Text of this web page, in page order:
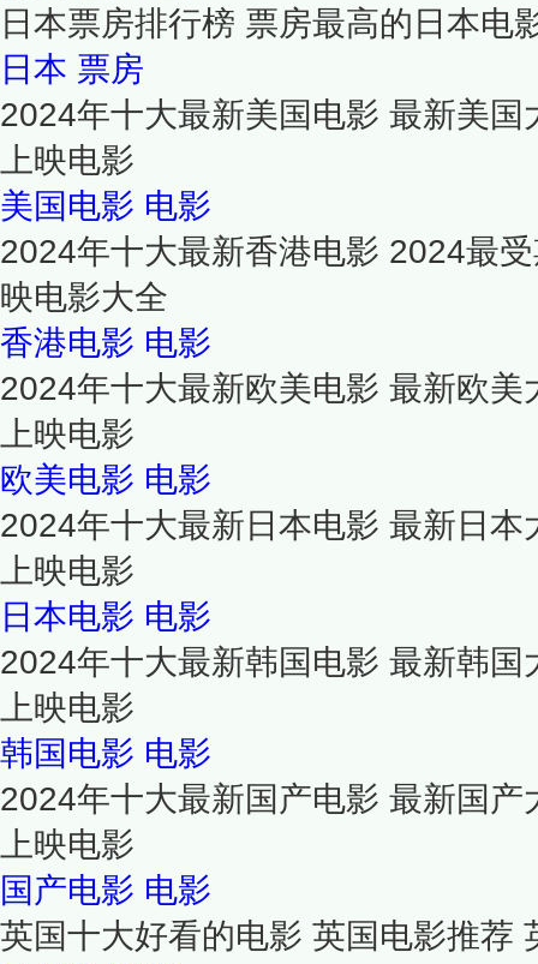
日本票房排行榜 票房最高的日本电
日本 票房
2024年十大最新美国电影 最新美
上映电影
美国电影 电影
2024年十大最新香港电影 2024最
映电影大全
香港电影 电影
2024年十大最新欧美电影 最新欧
上映电影
欧美电影 电影
2024年十大最新日本电影 最新日
上映电影
日本电影 电影
2024年十大最新韩国电影 最新韩
上映电影
韩国电影 电影
2024年十大最新国产电影 最新国
上映电影
国产电影 电影
英国十大好看的电影 英国电影推荐